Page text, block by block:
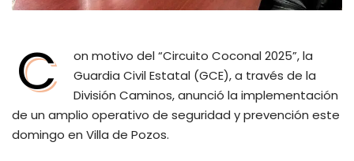
C
on motivo del “Circuito Coconal 2025”, la
Guardia Civil Estatal (GCE), a través de la
División Caminos, anunció la implementación
de un amplio operativo de seguridad y prevención este
domingo en Villa de Pozos.